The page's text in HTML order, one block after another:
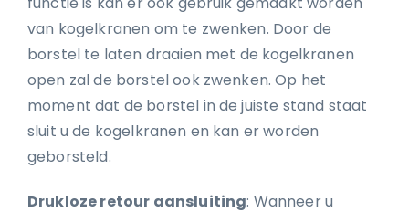
van kogelkranen om te zwenken. Door de
borstel te laten draaien met de kogelkranen
open zal de borstel ook zwenken. Op het
moment dat de borstel in de juiste stand staat
sluit u de kogelkranen en kan er worden
geborsteld.
Drukloze retour aansluiting: Wanneer u